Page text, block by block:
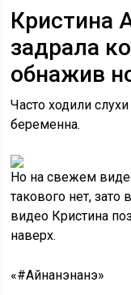
Кристина
задрала
обнажив
Часто ходили
беременна.
Но на свежем
такового нет,
видео Кристина
наверх.
«#Айнанэнанэ»